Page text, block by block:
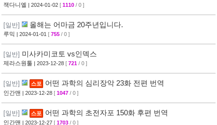
잭다니엘 | 2024-01-02 [ 1110 / 0 ]
[일반] 올해는 어마금 20주년입니다.
루믹 | 2024-01-01 [ 755 / 0 ]
[일반] 미사카미코토 vs인덱스
제라스원툴 | 2023-12-28 [ 721 / 0 ]
[일반] 스포 어떤 과학의 심리장악 23화 전편 번역
인간맨 | 2023-12-28 [ 1047 / 0 ]
[일반] 스포 어떤 과학의 초전자포 150화 후편 번역
인간맨 | 2023-12-27 [ 1703 / 0 ]